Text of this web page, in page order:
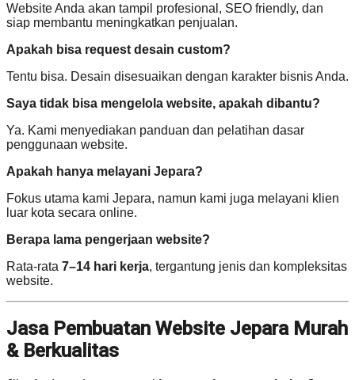
Website Anda akan tampil profesional, SEO friendly, dan
siap membantu meningkatkan penjualan.
Apakah bisa request desain custom?
Tentu bisa. Desain disesuaikan dengan karakter bisnis Anda.
Saya tidak bisa mengelola website, apakah dibantu?
Ya. Kami menyediakan panduan dan pelatihan dasar
penggunaan website.
Apakah hanya melayani Jepara?
Fokus utama kami Jepara, namun kami juga melayani klien
luar kota secara online.
Berapa lama pengerjaan website?
Rata-rata 7–14 hari kerja, tergantung jenis dan kompleksitas
website.
Jasa Pembuatan Website Jepara Murah
& Berkualitas